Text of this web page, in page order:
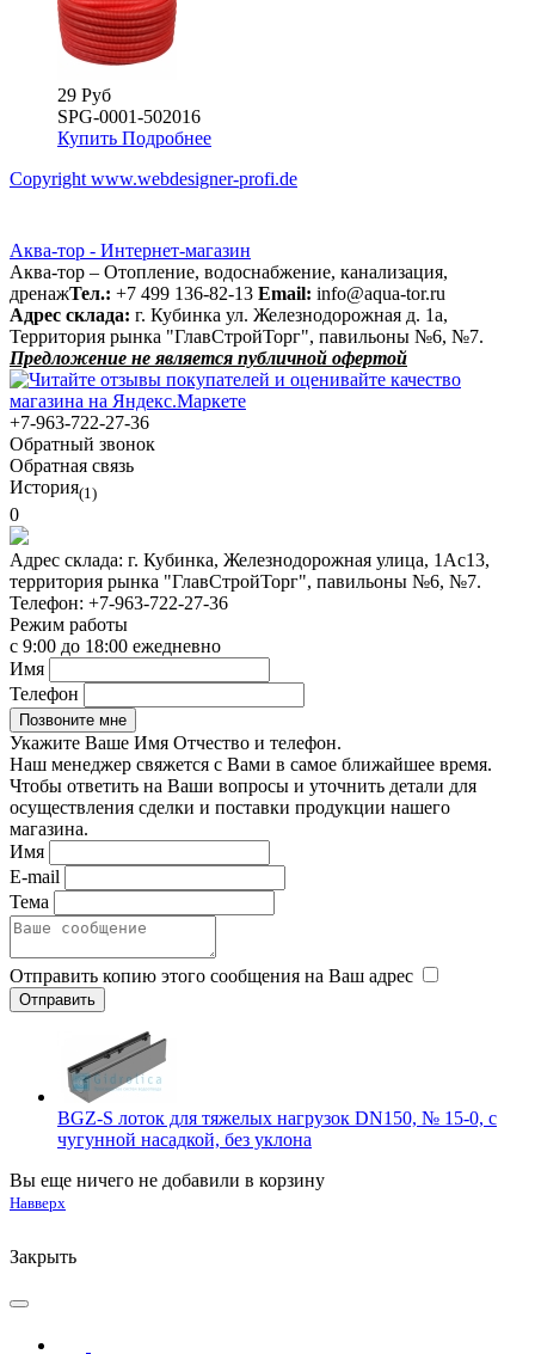
29 Руб
SPG-0001-502016
Купить Подробнее
Copyright www.webdesigner-profi.de
Аква-тор - Интернет-магазин
Аква-тор – Отопление, водоснабжение, канализация,
дренажТел.: +7 499 136-82-13 Email: info@aqua-tor.ru
Адрес склада: г. Кубинка ул. Железнодорожная д. 1а,
Территория рынка "ГлавСтройТорг", павильоны №6, №7.
Предложение не является публичной офертой
+7-963-722-27-36
Обратный звонок
Обратная связь
История(1)
0
Адрес склада: г. Кубинка, Железнодорожная улица, 1Ас13,
территория рынка "ГлавСтройТорг", павильоны №6, №7.
Телефон: +7-963-722-27-36
Режим работы
с 9:00 до 18:00 ежедневно
Имя
Телефон
Укажите Ваше Имя Отчество и телефон.
Наш менеджер свяжется с Вами в самое ближайшее время.
Чтобы ответить на Ваши вопросы и уточнить детали для
осуществления сделки и поставки продукции нашего
магазина.
Имя
E-mail
Тема
Отправить копию этого сообщения на Ваш адрес
BGZ-S лоток для тяжелых нагрузок DN150, № 15-0, с
чугунной насадкой, без уклона
Вы еще ничего не добавили в корзину
Навверх
Закрыть